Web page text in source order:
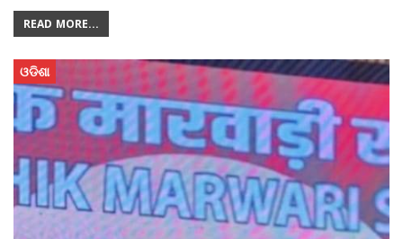
READ MORE...
ଓଡିଶା